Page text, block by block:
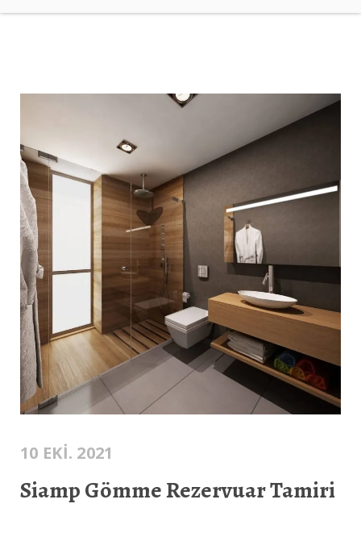
10 EKI. 2021
Siamp Gömme Rezervuar Tamiri